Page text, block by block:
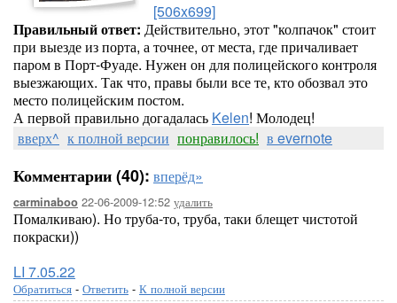
[506x699]
Правильный ответ: Действительно, этот "колпачок" стоит
при выезде из порта, а точнее, от места, где причаливает
паром в Порт-Фуаде. Нужен он для полицейского контроля
выезжающих. Так что, правы были все те, кто обозвал это
место полицейским постом.
А первой правильно догадалась Kelen! Молодец!
вверх^ к полной версии понравилось! в evernote
Комментарии (40): вперёд»
carminaboo 22-06-2009-12:52 удалить
Помалкиваю). Но труба-то, труба, таки блещет чистотой
покраски))
LI 7.05.22
Обратиться - Ответить - К полной версии